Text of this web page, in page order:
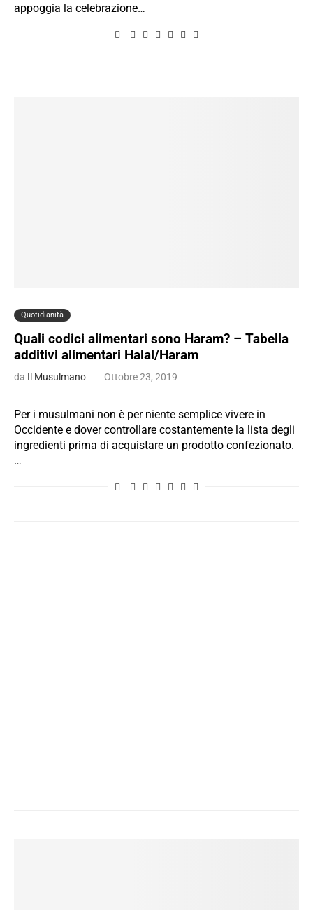
appoggia la celebrazione…
Quotidianità
Quali codici alimentari sono Haram? – Tabella
additivi alimentari Halal/Haram
da Il Musulmano Ottobre 23, 2019
Per i musulmani non è per niente semplice vivere in
Occidente e dover controllare costantemente la lista degli
ingredienti prima di acquistare un prodotto confezionato.
…